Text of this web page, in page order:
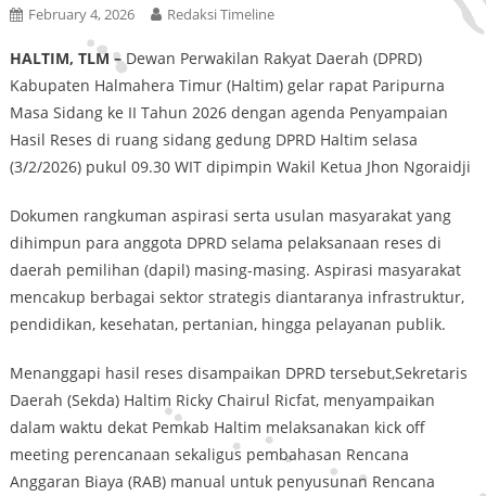
February 4, 2026 Redaksi Timeline
HALTIM, TLM –Dewan Perwakilan Rakyat Daerah (DPRD)
Kabupaten Halmahera Timur (Haltim) gelar rapat Paripurna
Masa Sidang ke II Tahun 2026 dengan agenda Penyampaian
Hasil Reses di ruang sidang gedung DPRD Haltim selasa
(3/2/2026) pukul 09.30 WIT dipimpin Wakil Ketua Jhon Ngoraidji
Dokumen rangkuman aspirasi serta usulan masyarakat yang
dihimpun para anggota DPRD selama pelaksanaan reses di
daerah pemilihan (dapil) masing-masing. Aspirasi masyarakat
mencakup berbagai sektor strategis diantaranya infrastruktur,
pendidikan, kesehatan, pertanian, hingga pelayanan publik.
Menanggapi hasil reses disampaikan DPRD tersebut,Sekretaris
Daerah (Sekda) Haltim Ricky Chairul Ricfat, menyampaikan
dalam waktu dekat Pemkab Haltim melaksanakan kick off
meeting perencanaan sekaligus pembahasan Rencana
Anggaran Biaya (RAB) manual untuk penyusunan Rencana